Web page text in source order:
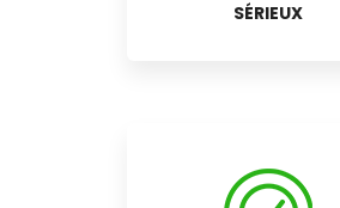
SÉRIEUX